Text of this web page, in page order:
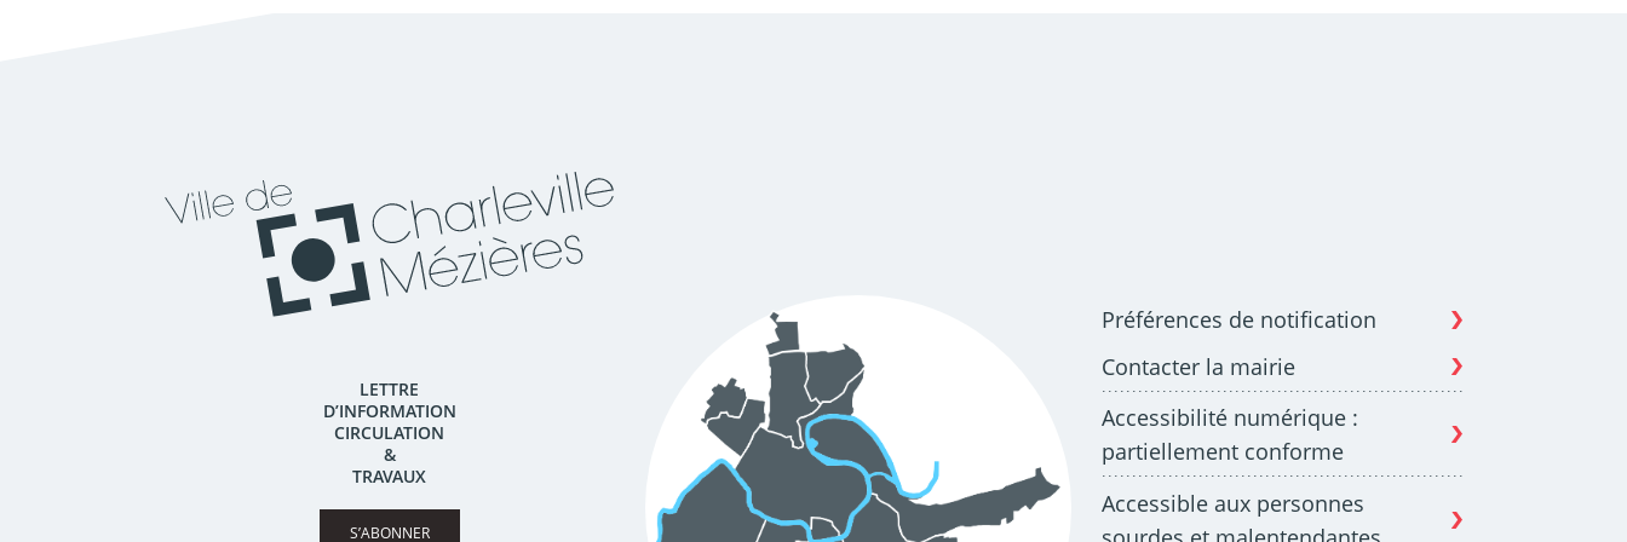
Préférences de notification
Contacter la mairie
Accessibilité numérique :
partiellement conforme
Accessible aux personnes
LETTRE
D’INFORMATION
CIRCULATION
&
TRAVAUX
S’ABONNER